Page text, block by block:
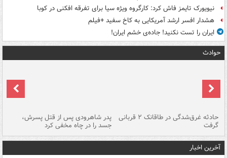
نیویورک تایمز فاش کرد: کارگروه ویژه سیا برای تفرقه افکنی در کوبا
هشدار افسر ارشد آمریکایی به کاخ سفید +فیلم
ایران را تست نکنید! جاده‌ی خشم ایران!
حوادث
حادثه غرق‌شدگی در طاقانک ۲ قربانی
گرفت
پدر شاهرودی پس از قتل پسرش،
جسد را در چاه مخفی کرد
آخرین اخبار